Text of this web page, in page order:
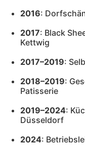
2016:
2017: Black
Kettwig
2017–2019:
2018–2019:
Patisserie
2019–2024:
Düsseldorf
2024: